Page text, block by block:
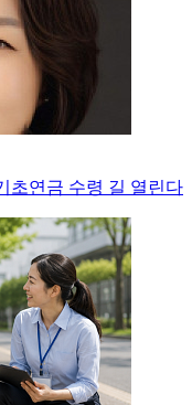
초연금 수령 길 열린다